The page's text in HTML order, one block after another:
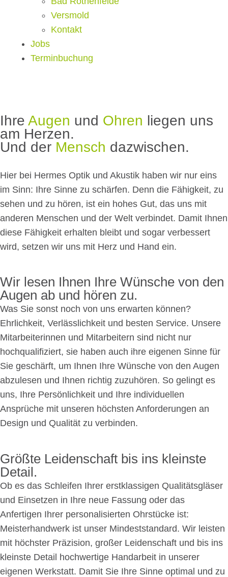
Versmold
Kontakt
Jobs
Terminbuchung
Ihre Augen und Ohren liegen uns
am Herzen.
Und der Mensch dazwischen.
Hier bei Hermes Optik und Akustik haben wir nur eins
im Sinn: Ihre Sinne zu schärfen. Denn die Fähigkeit, zu
sehen und zu hören, ist ein hohes Gut, das uns mit
anderen Menschen und der Welt verbindet. Damit Ihnen
diese Fähigkeit erhalten bleibt und sogar verbessert
wird, setzen wir uns mit Herz und Hand ein.
Wir lesen Ihnen Ihre Wünsche von den
Augen ab und hören zu.
Was Sie sonst noch von uns erwarten können?
Ehrlichkeit, Verlässlichkeit und besten Service. Unsere
Mitarbeiterinnen und Mitarbeitern sind nicht nur
hochqualifiziert, sie haben auch ihre eigenen Sinne für
Sie geschärft, um Ihnen Ihre Wünsche von den Augen
abzulesen und Ihnen richtig zuzuhören. So gelingt es
uns, Ihre Persönlichkeit und Ihre individuellen
Ansprüche mit unseren höchsten Anforderungen an
Design und Qualität zu verbinden.
Größte Leidenschaft bis ins kleinste
Detail.
Ob es das Schleifen Ihrer erstklassigen Qualitätsgläser
und Einsetzen in Ihre neue Fassung oder das
Anfertigen Ihrer personalisierten Ohrstücke ist:
Meisterhandwerk ist unser Mindeststandard. Wir leisten
mit höchster Präzision, großer Leidenschaft und bis ins
kleinste Detail hochwertige Handarbeit in unserer
eigenen Werkstatt. Damit Sie Ihre Sinne optimal und zu